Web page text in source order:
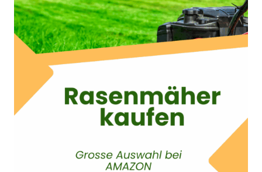
Google Maps“, sagt ein Lokalreporter über das
Weberviertel. […]
Augsburg: Fuggerstadt mit Tradition
5. Oktober 2025 at 17:29
[…] Der Stuttgarter Weihnachtsmarkt
verwandelt die Innenstadt jedes Jahr in ein
glitzerndes Lichtermeer, das zahllose perfekte
Fotomotive bietet. Ein absolutes Highlight für
Instagrammer ist der prachtvolle Lichterdom
auf dem Schlossplatz, dessen funkelnde